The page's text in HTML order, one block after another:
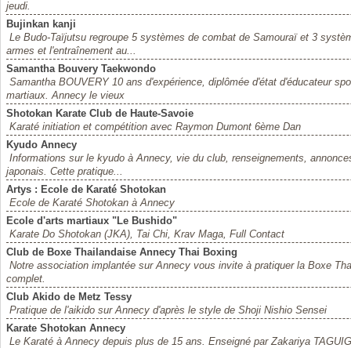
jeudi.
Bujinkan kanji
Le Budo-Taïjutsu regroupe 5 systèmes de combat de Samouraï et 3
armes et l'entraînement au...
Samantha Bouvery Taekwondo
Samantha BOUVERY 10 ans d'expérience, diplômée d'état d'éducateur
martiaux. Annecy le vieux
Shotokan Karate Club de Haute-Savoie
Karaté initiation et compétition avec Raymon Dumont 6ème Dan
Kyudo Annecy
Informations sur le kyudo à Annecy, vie du club, renseignements,
japonais. Cette pratique...
Artys : Ecole de Karaté Shotokan
Ecole de Karaté Shotokan à Annecy
Ecole d'arts martiaux "Le Bushido"
Karate Do Shotokan (JKA), Tai Chi, Krav Maga, Full Contact
Club de Boxe Thailandaise Annecy Thai Boxing
Notre association implantée sur Annecy vous invite à pratiquer la Boxe
complet.
Club Akido de Metz Tessy
Pratique de l'aikido sur Annecy d'après le style de Shoji Nishio Sensei
Karate Shotokan Annecy
Le Karaté à Annecy depuis plus de 15 ans. Enseigné par Zakariya